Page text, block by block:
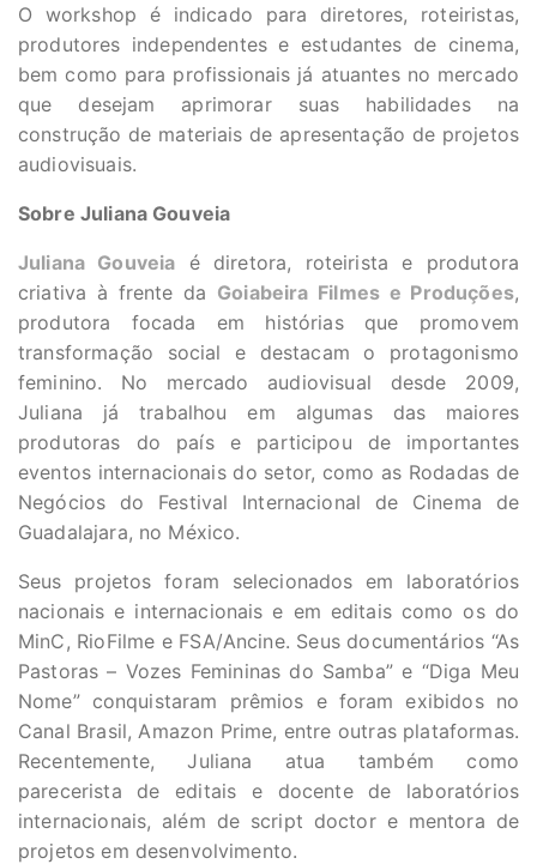
O workshop é indicado para diretores, roteiristas,
produtores independentes e estudantes de cinema,
bem como para profissionais já atuantes no mercado
que desejam aprimorar suas habilidades na
construção de materiais de apresentação de projetos
audiovisuais.
Sobre Juliana Gouveia
Juliana Gouveia é diretora, roteirista e produtora
criativa à frente da Goiabeira Filmes e Produções,
produtora focada em histórias que promovem
transformação social e destacam o protagonismo
feminino. No mercado audiovisual desde 2009,
Juliana já trabalhou em algumas das maiores
produtoras do país e participou de importantes
eventos internacionais do setor, como as Rodadas de
Negócios do Festival Internacional de Cinema de
Guadalajara, no México.
Seus projetos foram selecionados em laboratórios
nacionais e internacionais e em editais como os do
MinC, RioFilme e FSA/Ancine. Seus documentários “As
Pastoras – Vozes Femininas do Samba” e “Diga Meu
Nome” conquistaram prêmios e foram exibidos no
Canal Brasil, Amazon Prime, entre outras plataformas.
Recentemente, Juliana atua também como
parecerista de editais e docente de laboratórios
internacionais, além de script doctor e mentora de
projetos em desenvolvimento.